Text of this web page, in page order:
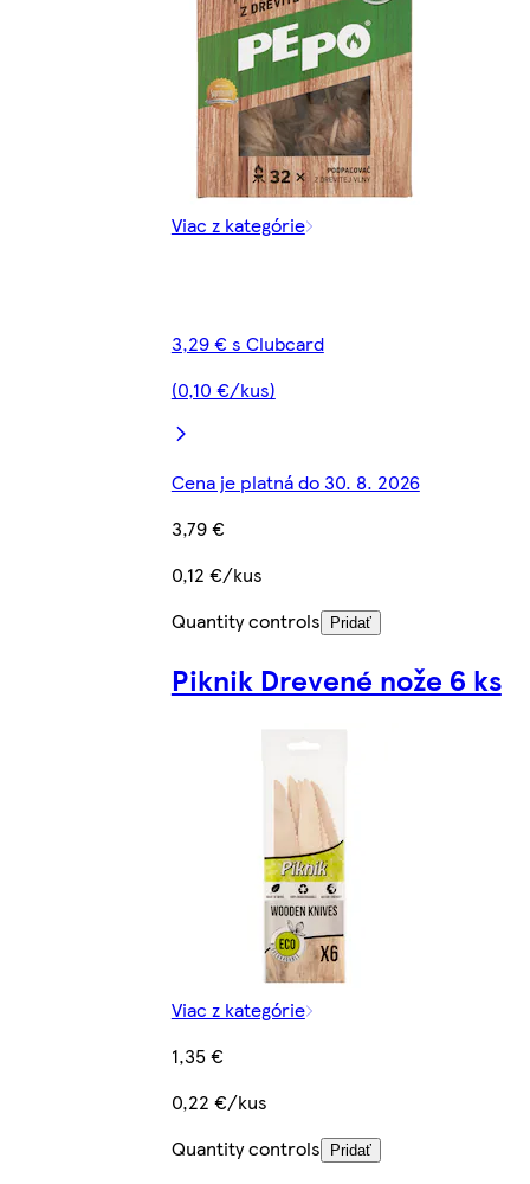
Viac z kategórie
3,29 € s Clubcard
(0,10 €/kus)
Cena je platná do 30. 8. 2026
3,79 €
0,12 €/kus
Quantity controls
Pridať
Piknik Drevené nože 6 ks
Viac z kategórie
1,35 €
0,22 €/kus
Quantity controls
Pridať